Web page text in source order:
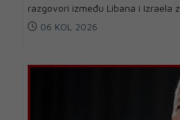
razgovori između Libana i Izraela
06 KOL 2026